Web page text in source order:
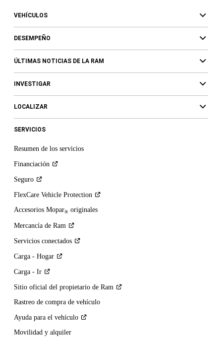
VEHÍCULOS
DESEMPEÑO
ÚLTIMAS NOTICIAS DE LA RAM
INVESTIGAR
LOCALIZAR
SERVICIOS
Resumen de los servicios
Financiación
Seguro
FlexCare Vehicle Protection
Accesorios Mopar®originales
Mercancía de Ram
Servicios conectados
Carga - Hogar
Carga - Ir
Sitio oficial del propietario de Ram
Rastreo de compra de vehículo
Ayuda para el vehículo
Movilidad y alquiler